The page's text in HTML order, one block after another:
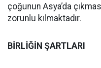
çoğunun Asya’da
zorunlu kılmaktadır.
BİRLİĞİN ŞARTLARI